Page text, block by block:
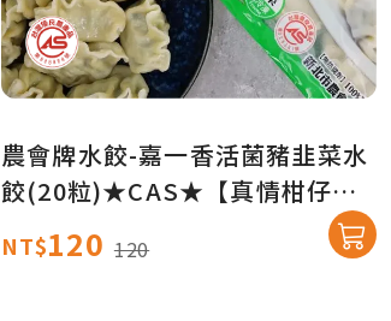
農會牌水餃-嘉一香活菌豬韭菜水
餃(20粒)★CAS★【真情柑仔
店】
NT$120 120